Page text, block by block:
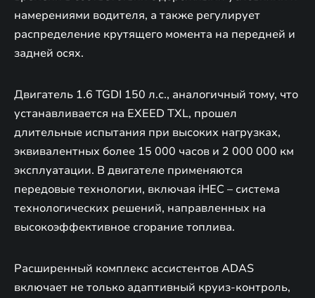
намерениями водителя, а также регулирует
распределение крутящего момента на передней и
задней осях.
Двигатель 1.6 TGDI 150 л.с., аналогичный тому, что
устанавливается на EXEED TXL, прошел
длительные испытания при высоких нагрузках,
эквивалентных более 15 000 часов и 2 000 000 км
эксплуатации. В двигателе применяются
передовые технологии, включая iHEC – система
технологических решений, направленных на
высокоэффективное сгорание топлива.
Расширенный комплекс ассистентов ADAS
включает не только адаптивный круиз-контроль,